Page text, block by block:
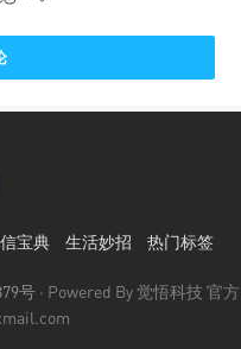
宝典 生活妙招 热门标签
号 · Powered By 觉悟科技 官方